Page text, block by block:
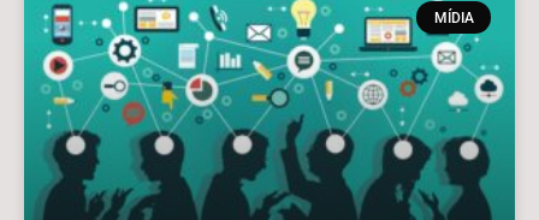
MÍDIA